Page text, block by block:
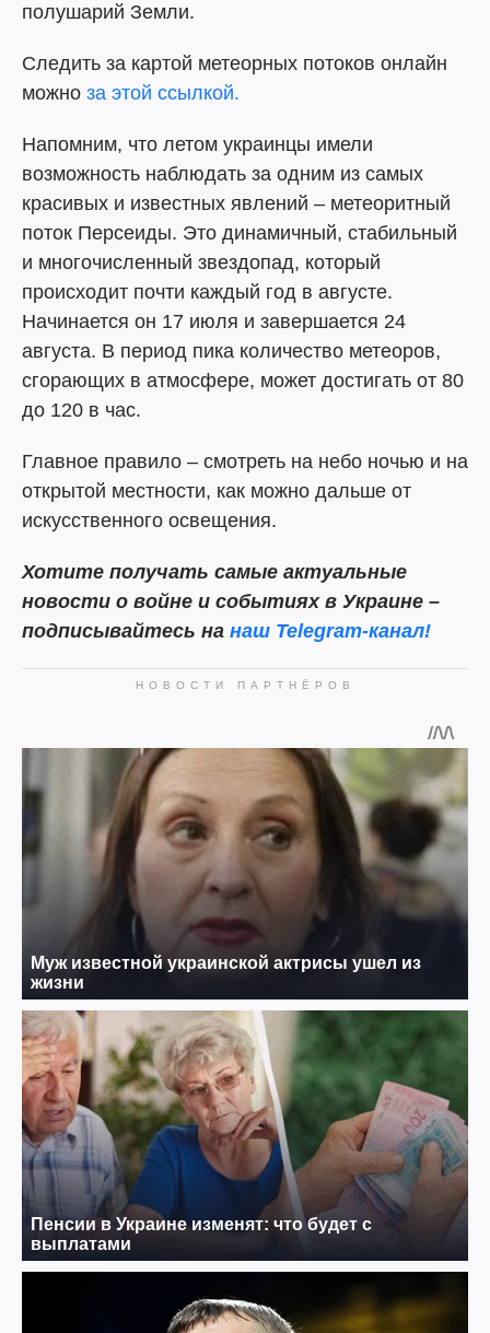
полушарий Земли.
Следить за картой метеорных потоков онлайн
можно за этой ссылкой.
Напомним, что летом украинцы имели
возможность наблюдать за одним из самых
красивых и известных явлений – метеоритный
поток Персеиды. Это динамичный, стабильный
и многочисленный звездопад, который
происходит почти каждый год в августе.
Начинается он 17 июля и завершается 24
августа. В период пика количество метеоров,
сгорающих в атмосфере, может достигать от 80
до 120 в час.
Главное правило – смотреть на небо ночью и на
открытой местности, как можно дальше от
искусственного освещения.
Хотите получать самые актуальные
новости о войне и событиях в Украине –
подписывайтесь на наш Telegram-канал!